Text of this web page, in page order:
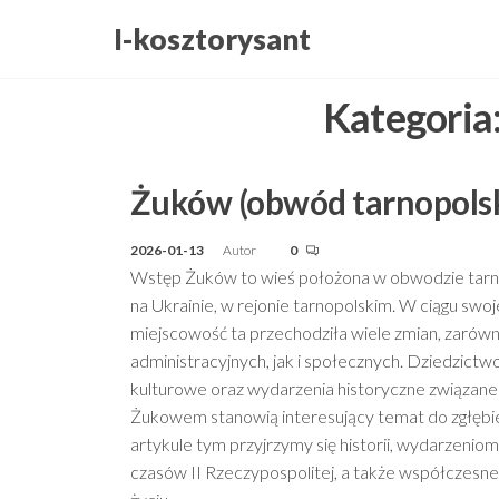
I-kosztorysant
Kategoria:
Żuków (obwód
2026-01-13 Autor 0
Wstęp Żuków to wieś położona w obwodzie
na Ukrainie, w rejonie tarnopolskim. W ciągu
miejscowość ta przechodziła wiele zmian,
administracyjnych, jak i społecznych.
kulturowe oraz wydarzenia historyczne
Żukowem stanowią interesujący temat do
artykule tym przyjrzymy się historii,
czasów II Rzeczypospolitej, a także